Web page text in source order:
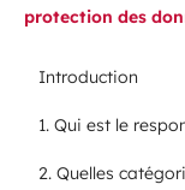
protection des
Introduction
1. Qui est le
2. Quelles